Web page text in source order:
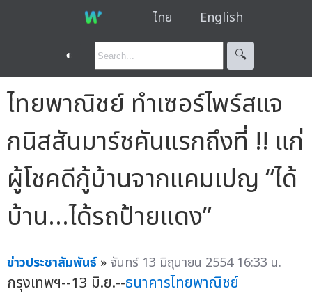
ไทย English
◐ 🔍︎
ไทยพาณิชย์ ทำเซอร์ไพร์สแจ
กนิสสันมาร์ชคันแรกถึงที่ !! แก่
ผู้โชคดีกู้บ้านจากแคมเปญ “ได้
บ้าน...ได้รถป้ายแดง”
ข่าวประชาสัมพันธ์ » จันทร์ 13 มิถุนายน 2554 16:33 น.
กรุงเทพฯ--13 มิ.ย.--ธนาคารไทยพาณิชย์